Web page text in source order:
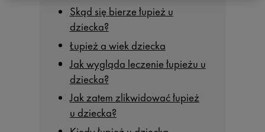
Skąd się bierze łupież u
dziecka?
Łupież a wiek dziecka
Jak wygląda leczenie łupieżu u
dziecka?
Jak zatem zlikwidować łupież
u dziecka?